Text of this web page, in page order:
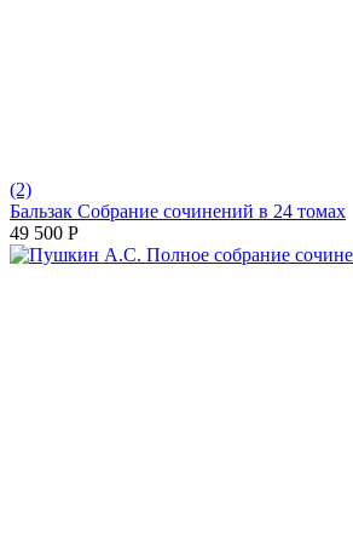
(2)
Бальзак Собрание сочинений в 24 томах
49 500 Р